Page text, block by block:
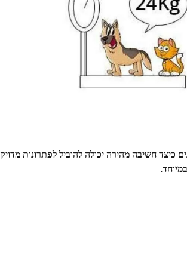
חשיבה מהירה יכולה להוביל לפתרונות